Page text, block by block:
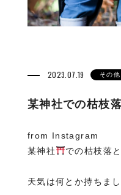
2023.07.19 その他
某神社での枯枝
from Instagram
某神社
での枯枝落
天気は何とか持ちま